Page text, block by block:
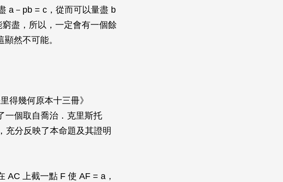
a － pb = c ，從而可以量盡 b
盡，所以，一定會有一個餘
顯然不可能。
得幾何原本十三冊》
一個取自喬治．克里斯托
充分反映了本命題及其證明
AC 上截一點 F 使 AF = a ，